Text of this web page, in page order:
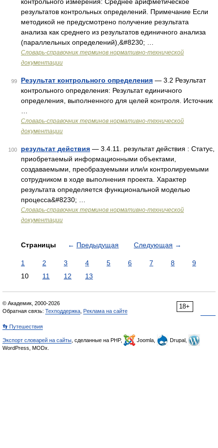
результатов контрольных определений. Примечание Если
методикой не предусмотрено получение результата
анализа как среднего из результатов единичного анализа
(параллельных определений),&#8230; …
Словарь-справочник терминов нормативно-технической
документации
99 Результат контрольного определения — 3.2 Результат
контрольного определения: Результат единичного
определения, выполненного для целей контроля. Источник
Словарь-справочник терминов нормативно-технической
документации
100 результат действия — 3.4.11. результат действия : Статус,
приобретаемый информационными объектами,
создаваемыми, преобразуемыми или/и контролируемыми
сотрудником в ходе выполнения проекта. Характер
результата определяется функциональной моделью
процесса&#8230; …
Словарь-справочник терминов нормативно-технической
документации
Страницы ← Предыдущая Следующая →
1 2 3 4 5 6 7 8
9
10
11 12 13
18+
© Академик, 2000-2026
Обратная связь: Техподдержка Реклама на сайте
👣 Путешествия
Экспорт словарей на сайты , сделанные на PHP, Joomla,
Drupal,
WordPress, MODx.